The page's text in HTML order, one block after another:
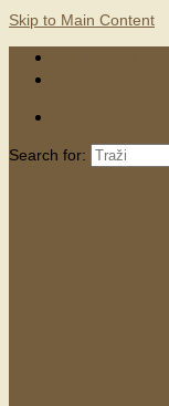
Skip to Main Content
Search for: